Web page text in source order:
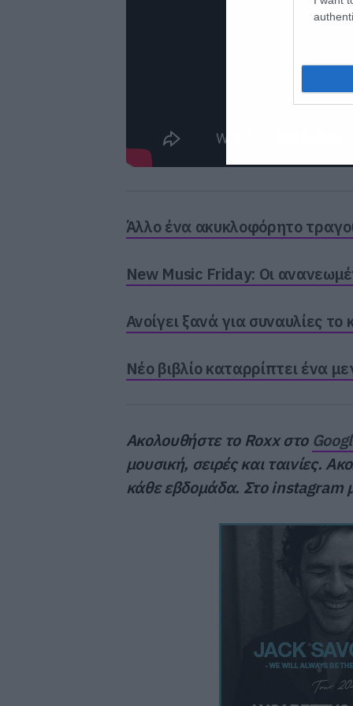
Άλλο ένα ακυκλοφόρητο
New Music Friday: Οι
Ανοίγει ξανά για συναυλίες
Νέο βιβλίο καταρρίπτει ένα
Ακολουθήστε το Roxx στο
μουσική, σειρές και ταινίες.
κάθε εβδομάδα. Στο instagram